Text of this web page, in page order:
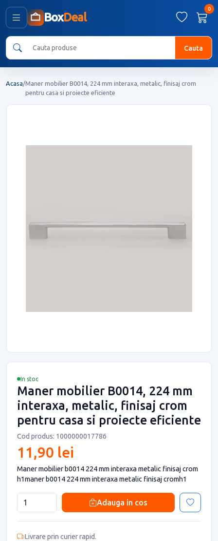
BoxDeal
0
Cauta
Acasa/Maner mobilier B0014, 224 mm interaxa, metalic, finisaj crom
pentru casa si proiecte eficiente
In stoc
Maner mobilier B0014, 224 mm
interaxa, metalic, finisaj crom
pentru casa si proiecte eficiente
Cod produs: 1000000017786
11,90 lei
Maner mobilier b0014 224 mm interaxa metalic finisaj crom
h1maner b0014 224 mm interaxa metalic finisaj cromh1
Adauga in cos
Livrare prin curier rapid.